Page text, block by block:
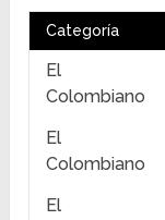
Categoría
El
Colombiano
El
Colombiano
El